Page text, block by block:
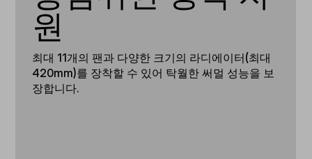
원
최대 11개의 팬과 다양한 크기의 라디에이터(최대
420mm)를 장착할 수 있어 탁월한 써멀 성능을 보
장합니다.